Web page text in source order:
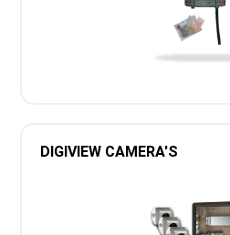
DIGIVIEW CAMERA'S